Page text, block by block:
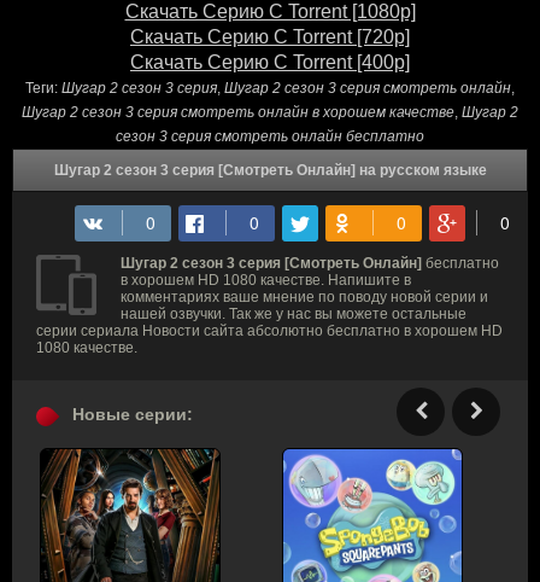
Скачать Серию С Torrent [1080p]
Скачать Серию С Torrent [720p]
Скачать Серию С Torrent [400p]
Теги: Шугар 2 сезон 3 серия, Шугар 2 сезон 3 серия смотреть онлайн,
Шугар 2 сезон 3 серия смотреть онлайн в хорошем качестве, Шугар 2
сезон 3 серия смотреть онлайн бесплатно
Шугар 2 сезон 3 серия [Смотреть Онлайн] на русском языке
Шугар 2 сезон 3 серия [Смотреть Онлайн] бесплатно
в хорошем HD 1080 качестве. Напишите в
комментариях ваше мнение по поводу новой серии и
нашей озвучки. Так же у нас вы можете остальные
серии сериала Новости сайта абсолютно бесплатно в хорошем HD
1080 качестве.
Новые серии: